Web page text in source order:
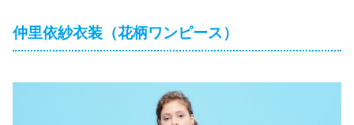
仲里依紗衣装（花柄ワンピース）